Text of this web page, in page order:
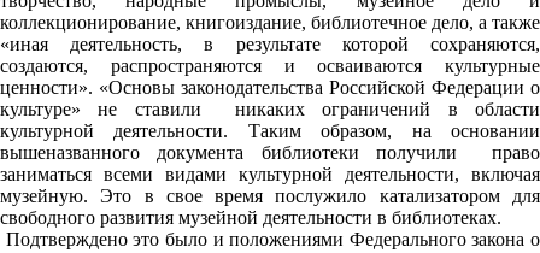
коллекционирование, книгоиздание, библиотечное дело, а также
«иная деятельность, в результате которой сохраняются,
создаются, распространяются и осваиваются культурные
ценности». «Основы законодательства Российской Федерации о
культуре» не ставили никаких ограничений в области
культурной деятельности. Таким образом, на основании
вышеназванного документа библиотеки получили право
заниматься всеми видами культурной деятельности, включая
музейную. Это в свое время послужило катализатором для
свободного развития музейной деятельности в библиотеках.
Подтверждено это было и положениями Федерального закона о